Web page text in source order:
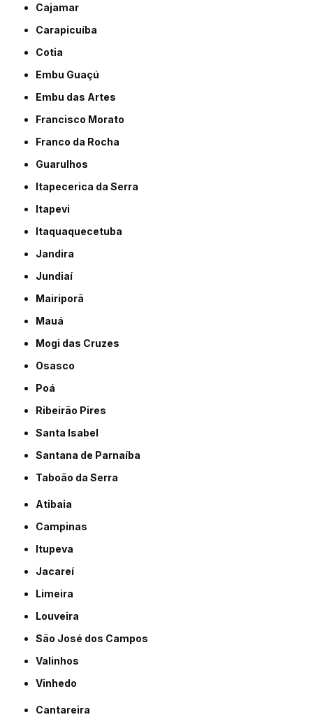
Cajamar
Carapicuíba
Cotia
Embu Guaçú
Embu das Artes
Francisco Morato
Franco da Rocha
Guarulhos
Itapecerica da Serra
Itapevi
Itaquaquecetuba
Jandira
Jundiaí
Mairiporã
Mauá
Mogi das Cruzes
Osasco
Poá
Ribeirão Pires
Santa Isabel
Santana de Parnaíba
Taboão da Serra
Atibaia
Campinas
Itupeva
Jacareí
Limeira
Louveira
São José dos Campos
Valinhos
Vinhedo
Cantareira